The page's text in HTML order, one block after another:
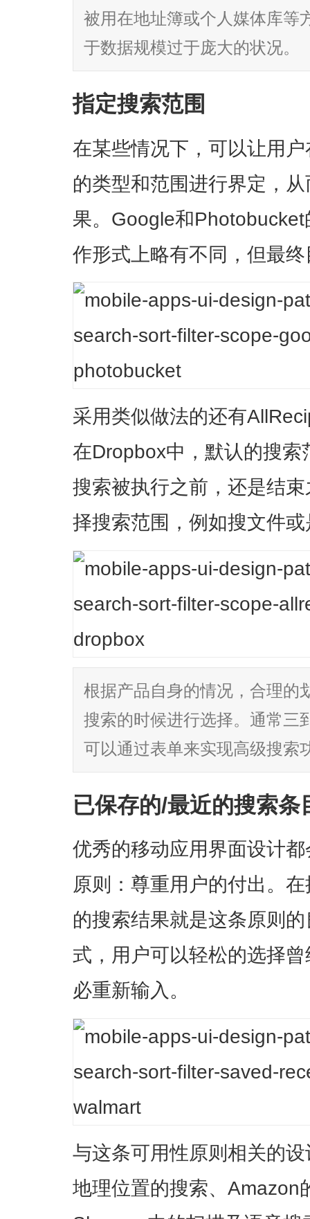
被用在地址簿或个人媒体库等
于数据规模过于庞大的状况。
指定搜索范围
在某些情况下，可以让用
的类型和范围进行界定，
果。Google和
作形式上略有不同，但最
采用类似做法的还有
在Dropbox中，默认的搜
搜索被执行之前，还是结
择搜索范围，例如搜文件
根据产品自身的情况，合理的
搜索的时候进行选择。通常三
可以通过表单来实现高级搜索
已保存的/最近的搜索条
优秀的移动应用界面设计
原则：尊重用户的付出。
的搜索结果就是这条原则
式，用户可以轻松的选择
必重新输入。
与这条可用性原则相关的
地理位置的搜索、Amazon